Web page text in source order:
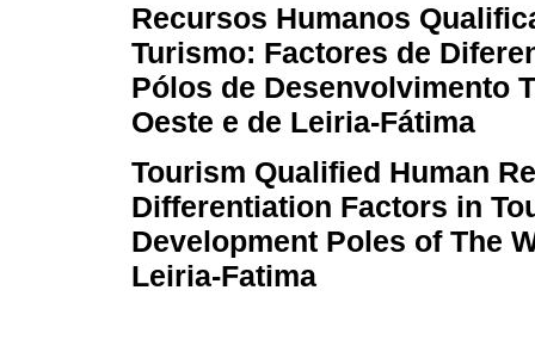
Recursos Humanos
Turismo: Factores de
Pólos de Desenvolvimento
Oeste e de Leiria-Fátima
Tourism Qualified Human
Differentiation Factors in
Development Poles of The
Leiria-Fatima